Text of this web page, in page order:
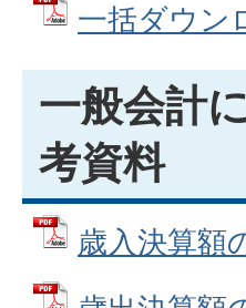
一括ダウン
一般会計
考資料
歳入決算額